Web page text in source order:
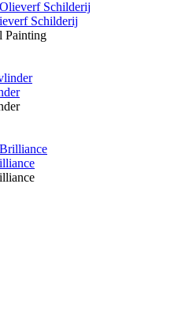
Schilderij
Painting